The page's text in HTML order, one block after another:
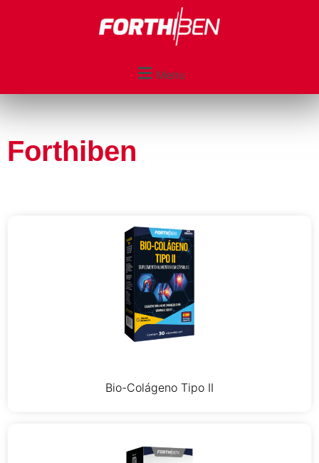
Menu
Forthiben
Bio-Colágeno Tipo II